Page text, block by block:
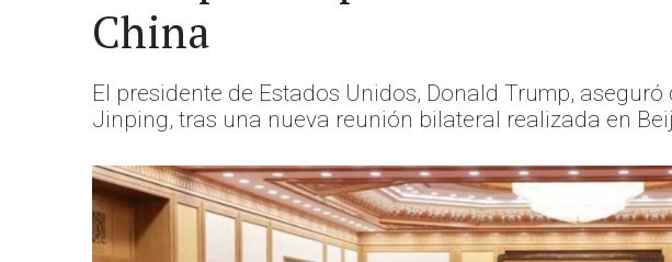
China
El presidente de Estados Unidos, Donald Trump,
Jinping, tras una nueva reunión bilateral realizada en